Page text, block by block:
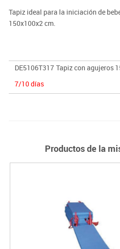
Tapiz ideal para la iniciación de
150x100x2 cm.
DE5106T317 Tapiz con agujeros
7/10 días
Productos de la